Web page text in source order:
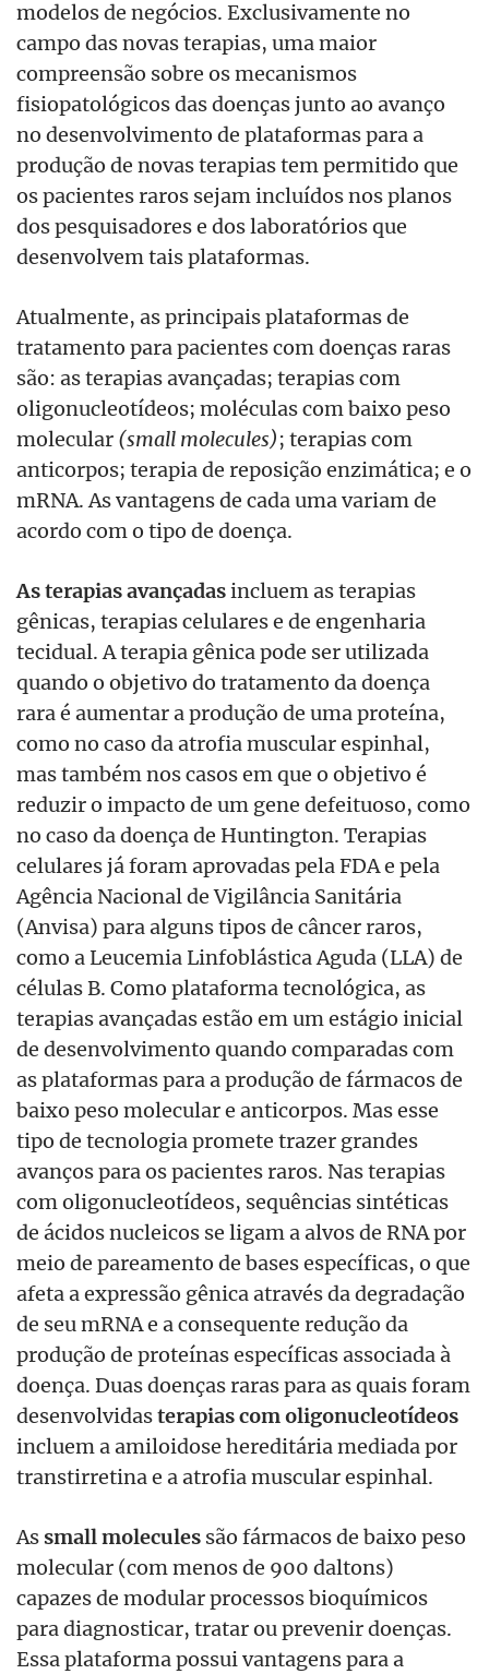
modelos de negócios. Exclusivamente no
campo das novas terapias, uma maior
compreensão sobre os mecanismos
fisiopatológicos das doenças junto ao avanço
no desenvolvimento de plataformas para a
produção de novas terapias tem permitido que
os pacientes raros sejam incluídos nos planos
dos pesquisadores e dos laboratórios que
desenvolvem tais plataformas.
Atualmente, as principais plataformas de
tratamento para pacientes com doenças raras
são: as terapias avançadas; terapias com
oligonucleotídeos; moléculas com baixo peso
molecular (small molecules); terapias com
anticorpos; terapia de reposição enzimática; e o
mRNA. As vantagens de cada uma variam de
acordo com o tipo de doença.
As terapias avançadasincluem as terapias
gênicas, terapias celulares e de engenharia
tecidual. A terapia gênica pode ser utilizada
quando o objetivo do tratamento da doença
rara é aumentar a produção de uma proteína,
como no caso da atrofia muscular espinhal,
mas também nos casos em que o objetivo é
reduzir o impacto de um gene defeituoso, como
no caso da doença de Huntington. Terapias
celulares já foram aprovadas pela FDA e pela
Agência Nacional de Vigilância Sanitária
(Anvisa) para alguns tipos de câncer raros,
como a Leucemia Linfoblástica Aguda (LLA) de
células B. Como plataforma tecnológica, as
terapias avançadas estão em um estágio inicial
de desenvolvimento quando comparadas com
as plataformas para a produção de fármacos de
baixo peso molecular e anticorpos. Mas esse
tipo de tecnologia promete trazer grandes
avanços para os pacientes raros. Nas terapias
com oligonucleotídeos, sequências sintéticas
de ácidos nucleicos se ligam a alvos de RNA por
meio de pareamento de bases específicas, o que
afeta a expressão gênica através da degradação
de seu mRNA e a consequente redução da
produção de proteínas específicas associada à
doença. Duas doenças raras para as quais foram
desenvolvidasterapias com oligonucleotídeos
incluem a amiloidose hereditária mediada por
transtirretina e a atrofia muscular espinhal.
As small molecules são fármacos de baixo peso
molecular (com menos de 900 daltons)
capazes de modular processos bioquímicos
para diagnosticar, tratar ou prevenir doenças.
Essa plataforma possui vantagens para a